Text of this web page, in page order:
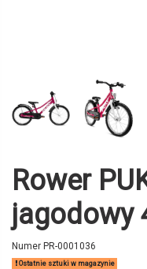
Rower
jagodowy
Numer PR-0001036
Ostatnie sztuki w magazynie